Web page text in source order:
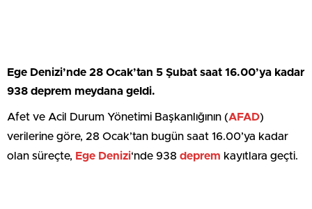
Ege Denizi’nde 28 Ocak’tan 5 Şubat saat 16.00’ya kadar
938 deprem meydana geldi.
Afet ve Acil Durum Yönetimi Başkanlığının (AFAD)
verilerine göre, 28 Ocak’tan bugün saat 16.00’ya kadar
olan süreçte, Ege Denizi‘nde 938 deprem kayıtlara geçti.